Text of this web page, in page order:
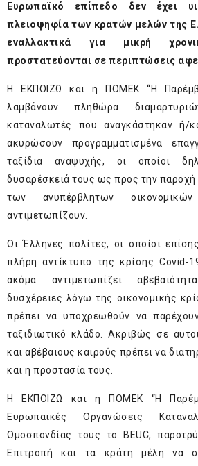
Ευρωπαϊκό επίπεδο δεν έχει
πλειοψηφία των κρατών μελών της
εναλλακτικά για μικρή
προστατεύονται σε περιπτώσεις
Η ΕΚΠΟΙΖΩ και η ΠΟΜΕΚ “Η
λαμβάνουν πληθώρα
καταναλωτές που αναγκάστηκαν ή/
ακυρώσουν προγραμματισμένα
ταξίδια αναψυχής, οι οποίοι
δυσαρέσκειά τους ως προς την
των ανυπέρβλητων
αντιμετωπίζουν.
Οι Έλληνες πολίτες, οι οποίοι
πλήρη αντίκτυπο της κρίσης Covid-
ακόμα αντιμετωπίζει
δυσχέρειες λόγω της οικονομικής
πρέπει να υποχρεωθούν να
ταξιδιωτικό κλάδο. Ακριβώς σε
και αβέβαιους καιρούς πρέπει να
και η προστασία τους.
Η ΕΚΠΟΙΖΩ και η ΠΟΜΕΚ “Η
Ευρωπαϊκές Οργανώσεις
Ομοσπονδίας τους το BEUC,
Επιτροπή και τα κράτη μέλη να